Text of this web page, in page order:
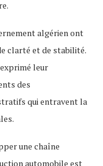
algérien ont
clarté et de stabilité.
leur
des
qui entravent la
une chaîne
automobile est